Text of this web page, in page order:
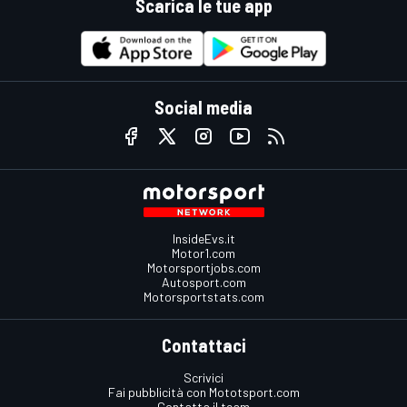
Scarica le tue app
Social media
InsideEvs.it
Motor1.com
Motorsportjobs.com
Autosport.com
Motorsportstats.com
Contattaci
Scrivici
Fai pubblicità con Mototsport.com